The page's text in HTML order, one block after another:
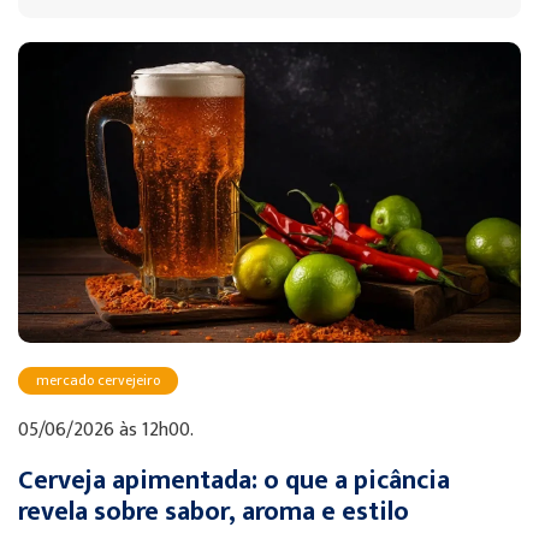
mercado cervejeiro
05/06/2026 às 12h00.
Cerveja apimentada: o que a picância
revela sobre sabor, aroma e estilo